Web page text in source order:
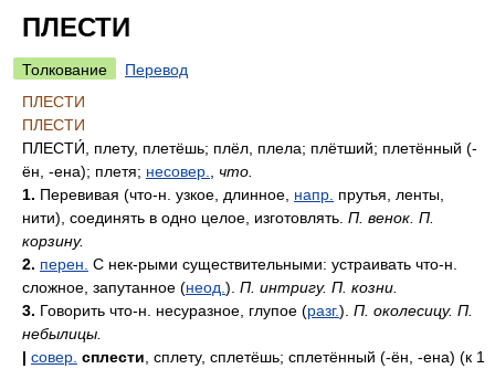
ПЛЕСТИ
Толкование
Перевод
ПЛЕСТИ
ПЛЕСТИ
ПЛЕСТИ́ , плету, плетёшь; плёл, плела; плётший; плетённый (-
ён, -ена); плетя; несовер.
что.
1. Перевивая (что-н. узкое, длинное, напр. прутья, ленты,
нити), соединять в одно целое, изготовлять. П. венок. П.
корзину.
2. перен. С нек-рыми существительными: устраивать что-н.
сложное, запутанное (неод. ). П. интригу. П. козни.
3. Говорить что-н. несуразное, глупое (разг.). П. околесицу. П.
небылицы.
| совер. сплести , сплету, сплетёшь; сплетённый (-ён, -ена) (к 1